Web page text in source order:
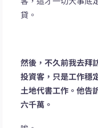
貸。
然後，不久前我去拜
投資客，只是工作穩
土地代書工作。他告
六千萬。